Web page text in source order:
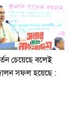
চেয়েছে বলেই
সফল হয়েছে :